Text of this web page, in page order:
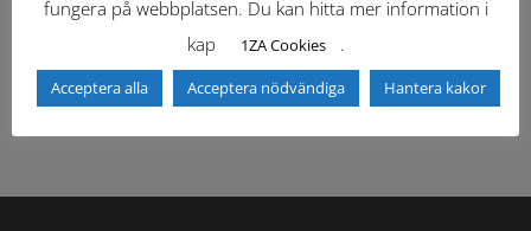
Tidigare versioner Nyheter
Säkerhetsordningen
fungera på webbplatsen. Du kan hitta mer information i
kap
1ZA Cookies .
Acceptera alla Acceptera nödvändiga Hantera kakor